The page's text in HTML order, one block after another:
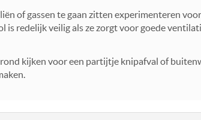
of gassen te gaan zitten experimenteren
redelijk veilig als ze zorgt voor goede
kijken voor een partijtje knipafval of